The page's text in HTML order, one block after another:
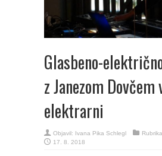
Glasbeno-
z Janezom
elektrarni
Objavil: Ivana Pika Schlegl
17. 8. 2018